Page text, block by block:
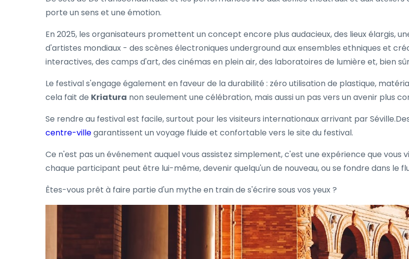
porte un sens et une émotion.
En 2025, les organisateurs promettent un concept encore plus audacieux, des lieux élargis,
d'artistes mondiaux - des scènes électroniques underground aux ensembles ethniques et
interactives, des camps d'art, des cinémas en plein air, des laboratoires de lumière et, bien
Le festival s'engage également en faveur de la durabilité : zéro utilisation de plastique,
cela fait de Kriatura non seulement une célébration, mais aussi un pas vers un avenir plus
Se rendre au festival est facile, surtout pour les visiteurs internationaux arrivant par
centre-villegarantissent un voyage fluide et confortable vers le site du festival.
Ce n'est pas un événement auquel vous assistez simplement, c'est une expérience que vous
chaque participant peut être lui-même, devenir quelqu'un de nouveau, ou se fondre dans le
Êtes-vous prêt à faire partie d'un mythe en train de s'écrire sous vos yeux ?